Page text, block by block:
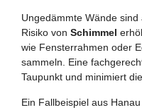
Ungedämmte Wände
Risiko von Schimmel
wie Fensterrahmen oder
sammeln. Eine
Taupunkt und minimiert
Ein Fallbeispiel aus